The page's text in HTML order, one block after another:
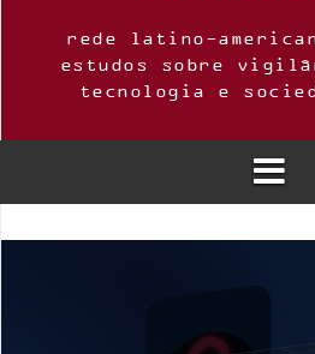
rede latino-
estudos sobre
tecnologia e